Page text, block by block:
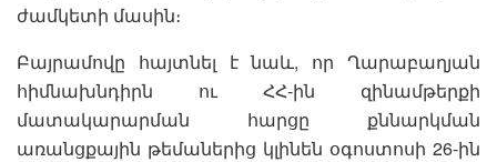
ժամկետի մասին։
Բայրամովը հայտնել է նաև, որ Ղարաբաղյան
հիմնախնդիրն ու ՀՀ-ին զինամթերքի
մատակարարման հարցը քննարկման
առանցքային թեմաներից կլինեն օգոստոսի 26-ին